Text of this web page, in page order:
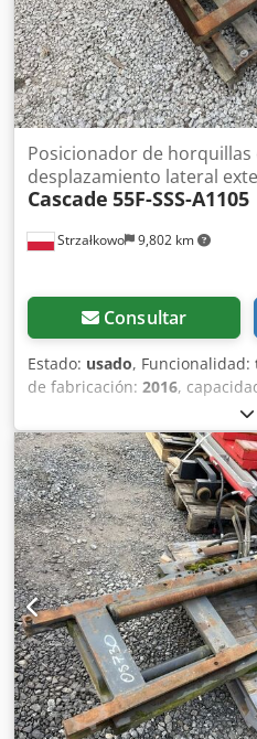
Strzałkowo 9,802 km
Posicionador de horquillas
desplazamiento lateral
Cascade 55F-SSS-A1105
Consultar
Estado: usado, Funcionalidad:
de fabricación: 2016,
Deslizador lateral Clase ISO:
Estado: Listo para su uso y
técnico: bueno Crsdezi H